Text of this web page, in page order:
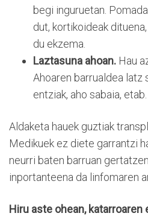
begi inguruetan.
dut, kortikoideak
du ekzema.
Laztasuna ahoan. Hau
Ahoaren barrualdea latz
entziak, aho sabaia, etab.
Aldaketa hauek guztiak
Medikuek ez diete garrantzi
neurri baten barruan
inportanteena da linfomaren
Hiru aste ohean, katarroaren